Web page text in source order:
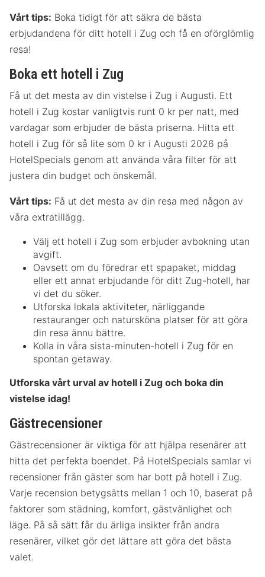
Vårt tips: Boka tidigt för att säkra de bästa
erbjudandena för ditt hotell i Zug och få en oförglömlig
resa!
Boka ett hotell i Zug
Få ut det mesta av din vistelse i Zug i Augusti. Ett
hotell i Zug kostar vanligtvis runt 0 kr per natt, med
vardagar som erbjuder de bästa priserna. Hitta ett
hotell i Zug för så lite som 0 kr i Augusti 2026 på
HotelSpecials genom att använda våra filter för att
justera din budget och önskemål.
Vårt tips: Få ut det mesta av din resa med någon av
våra extratillägg.
Välj ett hotell i Zug som erbjuder avbokning utan
avgift.
Oavsett om du föredrar ett spapaket, middag
eller ett annat erbjudande för ditt Zug-hotell, har
vi det du söker.
Utforska lokala aktiviteter, närliggande
restauranger och natursköna platser för att göra
din resa ännu bättre.
Kolla in våra sista-minuten-hotell i Zug för en
spontan getaway.
Utforska vårt urval av hotell i Zug och boka din
vistelse idag!
Gästrecensioner
Gästrecensioner är viktiga för att hjälpa resenärer att
hitta det perfekta boendet. På HotelSpecials samlar vi
recensioner från gäster som har bott på hotell i Zug.
Varje recension betygsätts mellan 1 och 10, baserat på
faktorer som städning, komfort, gästvänlighet och
läge. På så sätt får du ärliga insikter från andra
resenärer, vilket gör det lättare att göra det bästa
valet.